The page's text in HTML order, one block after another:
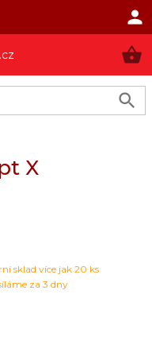
X
sklad více jak 20 ks
za 3 dny